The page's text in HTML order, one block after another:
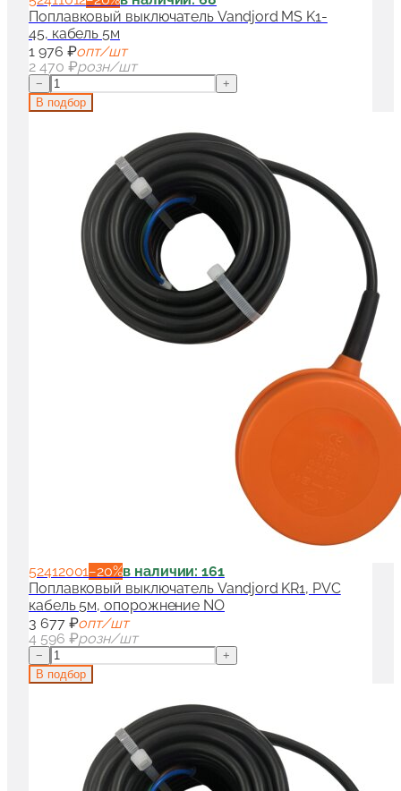
Поплавковый выключатель Vandjord MS K1-
45, кабель 5м
1 976 ₽опт/шт
2 470 ₽розн/шт
−
+
В подбор
52412001−20%в наличии: 161
Поплавковый выключатель Vandjord KR1, PVC
кабель 5м, опорожнение NO
3 677 ₽опт/шт
4 596 ₽розн/шт
−
+
В подбор